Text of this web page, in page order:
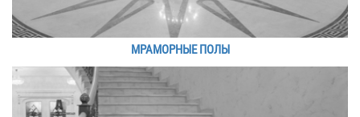
МРАМОРНЫЕ ПОЛЫ